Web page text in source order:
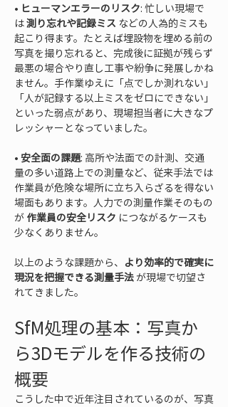
• ヒューマンエラーのリスク: 忙しい現場で
は 測り忘れや記録ミス などの人為的ミスも
起こり得ます。たとえば埋設物を埋める前の
写真を撮り忘れると、完成後に証拠が残らず
最悪の場合やり直し工事や紛争に発展しかね
ません。手作業ゆえに「点でしか測れない」
「人が記録する以上ミスをゼロにできない」
といった弱点があり、現場担当者に大きなプ
• 安全面の課題: 高所や法面での計測、交通
量の多い道路上での測量など、従来手法では
作業員が危険な場所に立ち入らざるを得ない
場面もあります。人力での測量作業そのもの
が 作業員の安全リスク につながるケースも
少なくありません。
以上のような課題から、 より効率的で確実に
現況を把握できる測量手法 が現場で切望さ
れてきました。
SfM処理の基本：写真か
ら3Dモデルを作る技術の
概要
こうした中で近年注目されているのが、写真